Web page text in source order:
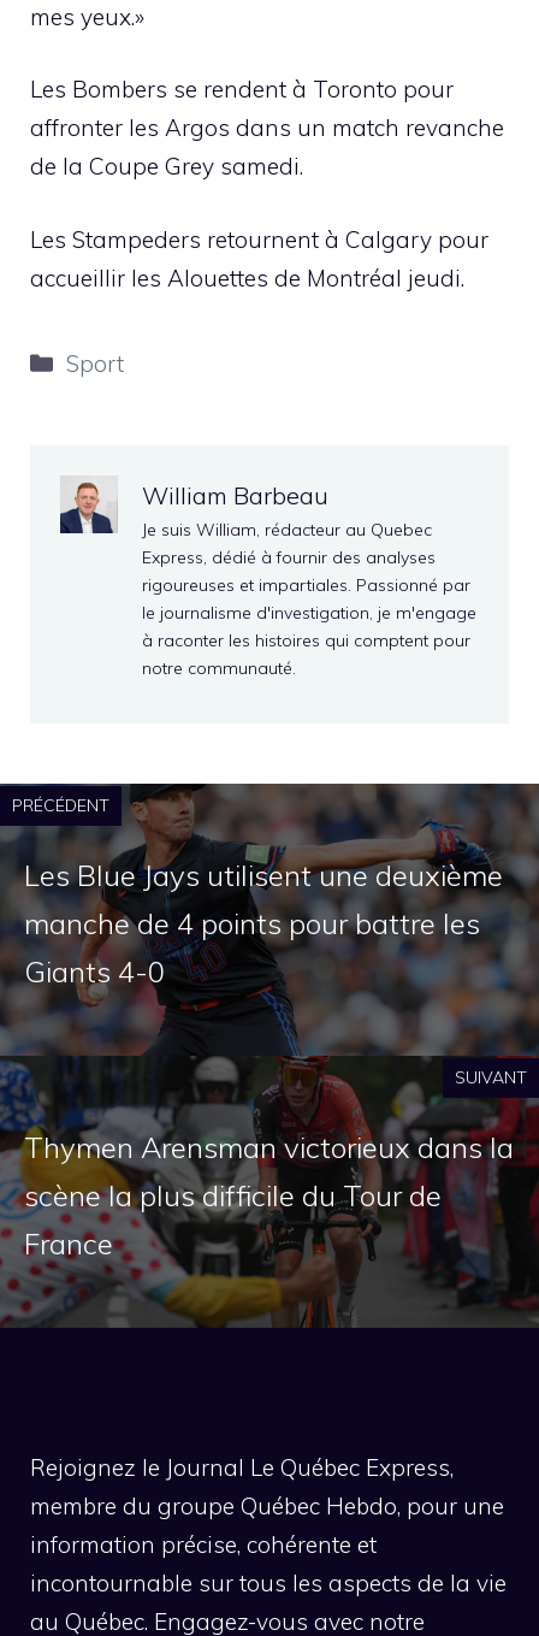
mes yeux.»
Les Bombers se rendent à Toronto pour
affronter les Argos dans un match revanche
de la Coupe Grey samedi.
Les Stampeders retournent à Calgary pour
accueillir les Alouettes de Montréal jeudi.
Catégories
Sport
William Barbeau
Je suis William, rédacteur au Quebec
Express, dédié à fournir des analyses
rigoureuses et impartiales. Passionné par
le journalisme d'investigation, je m'engage
à raconter les histoires qui comptent pour
notre communauté.
PRÉCÉDENT
Les Blue Jays utilisent une deuxième
manche de 4 points pour battre les
Giants 4-0
SUIVANT
Thymen Arensman victorieux dans la
scène la plus difficile du Tour de
France
Rejoignez le Journal Le Québec Express,
membre du groupe Québec Hebdo, pour une
information précise, cohérente et
incontournable sur tous les aspects de la vie
au Québec. Engagez-vous avec notre